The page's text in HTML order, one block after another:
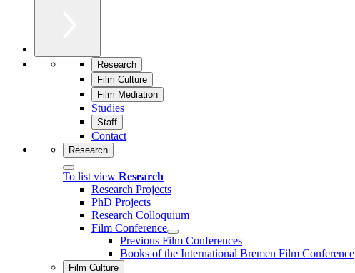
Research
Film Culture
Film Mediation
Studies
Staff
Contact
Research
To list view Research
Research Projects
PhD Projects
Research Colloquium
Film Conference
Previous Film Conferences
Books of the International Bremen Film Conference
Film Culture